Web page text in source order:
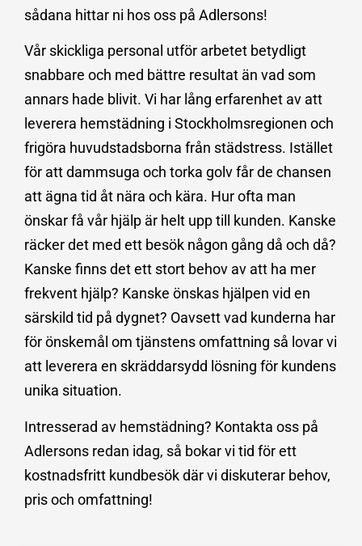
sådana hittar ni hos oss på Adlersons!
Vår skickliga personal utför arbetet betydligt
snabbare och med bättre resultat än vad som
annars hade blivit. Vi har lång erfarenhet av att
leverera hemstädning i Stockholmsregionen och
frigöra huvudstadsborna från städstress. Istället
för att dammsuga och torka golv får de chansen
att ägna tid åt nära och kära. Hur ofta man
önskar få vår hjälp är helt upp till kunden. Kanske
räcker det med ett besök någon gång då och då?
Kanske finns det ett stort behov av att ha mer
frekvent hjälp? Kanske önskas hjälpen vid en
särskild tid på dygnet? Oavsett vad kunderna har
för önskemål om tjänstens omfattning så lovar vi
att leverera en skräddarsydd lösning för kundens
unika situation.
Intresserad av hemstädning? Kontakta oss på
Adlersons redan idag, så bokar vi tid för ett
kostnadsfritt kundbesök där vi diskuterar behov,
pris och omfattning!